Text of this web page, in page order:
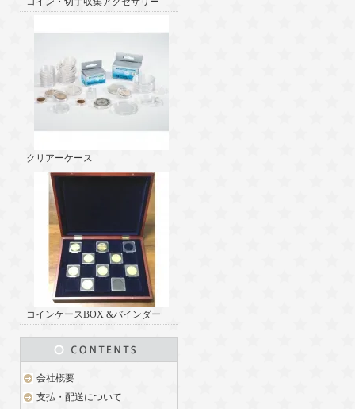
クリアーケース
コインケースBOX &バインダー
会社概要
支払・配送について